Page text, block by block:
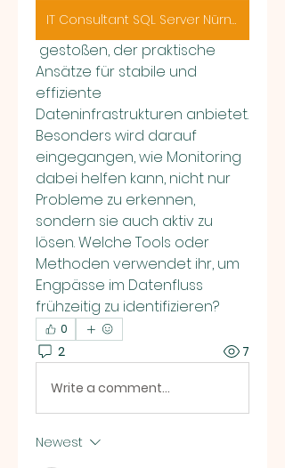
IT Consultant SQL Server Nürnberg
Ansätze für stabile und
effiziente
Dateninfrastrukturen anbietet.
Besonders wird darauf
eingegangen, wie Monitoring
dabei helfen kann, nicht nur
Probleme zu erkennen,
sondern sie auch aktiv zu
lösen. Welche Tools oder
Methoden verwendet ihr, um
Engpässe im Datenfluss
frühzeitig zu identifizieren?
0
2 7
Write a comment...
Newest